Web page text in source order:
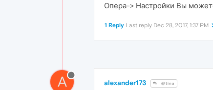
Опера-> Настройки Вы
1 Reply Last reply Dec 28, 2017, 1:37 PM
A alexander173 @tina